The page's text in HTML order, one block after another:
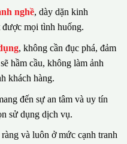
nghề, dày dặn kinh
mọi tình huống.
, không cần đục phá, đảm
hầm cầu, không làm ảnh
khách hàng.
đến sự an tâm và uy tín
sử dụng dịch vụ.
và luôn ở mức cạnh tranh